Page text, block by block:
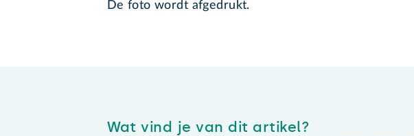
De foto wordt afgedrukt.
Wat vind je van dit artikel?